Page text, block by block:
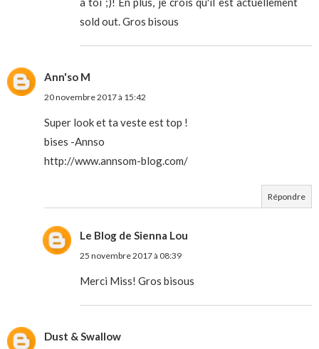
sold out. Gros bisous
Ann'so M
20 novembre 2017 à 15:42
Super look et ta veste est top !
bises -Annso
http://www.annsom-blog.com/
Répondre
Le Blog de Sienna Lou
25 novembre 2017 à 08:39
Merci Miss! Gros bisous
Dust & Swallow